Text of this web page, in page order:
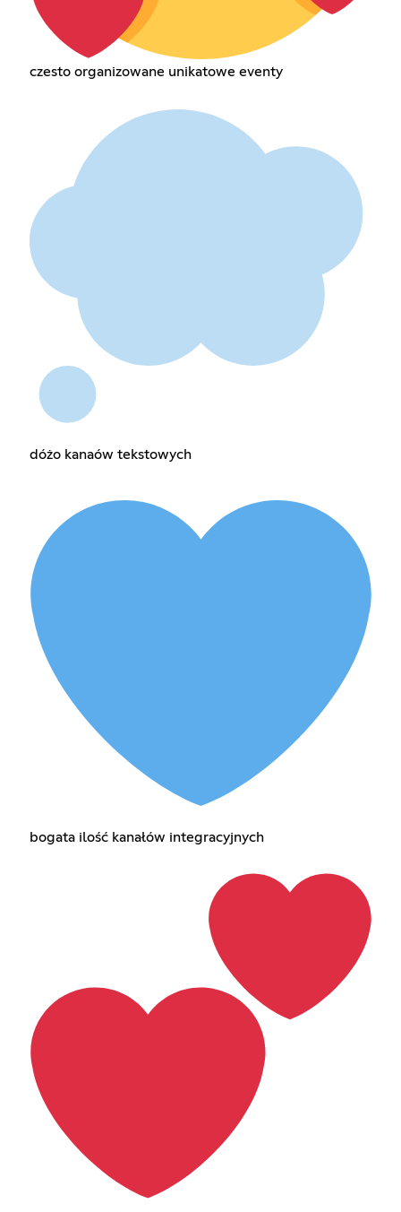
czesto organizowane unikatowe eventy
dóżo kanaów tekstowych
bogata ilość kanałów integracyjnych